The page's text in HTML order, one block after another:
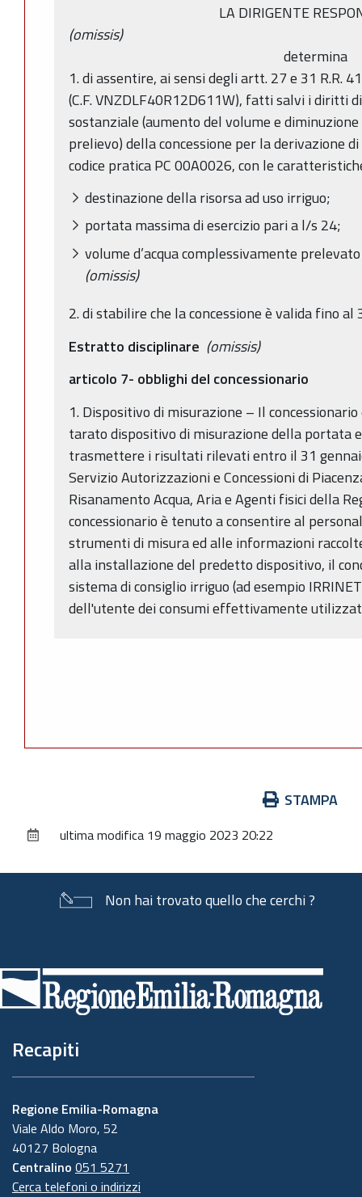
LA DIRIGENTE
(omissis)
determina
1. di assentire, ai sensi degli artt. 27 e 31 R.R.
(C.F. VNZDLF40R12D611W), fatti salvi i diritti
sostanziale (aumento del volume e
prelievo) della concessione per la derivazione
codice pratica PC 00A0026, con le
destinazione della risorsa ad uso irriguo;
portata massima di esercizio pari a l/s 24;
volume d’acqua complessivamente
(omissis)
2. di stabilire che la concessione è valida fino
Estratto disciplinare (omissis)
articolo 7- obblighi del concessionario
1. Dispositivo di misurazione – Il
tarato dispositivo di misurazione della portata
trasmettere i risultati rilevati entro il 31
Servizio Autorizzazioni e Concessioni di
Risanamento Acqua, Aria e Agenti fisici della
concessionario è tenuto a consentire al
strumenti di misura ed alle informazioni
alla installazione del predetto dispositivo, il
sistema di consiglio irriguo (ad esempio
dell'utente dei consumi effettivamente
documento
STAMPA
ultima modifica 19 maggio 2023 20:22
Non hai trovato quello che cerchi ?
di
pagina
Recapiti
Regione Emilia-Romagna
Viale Aldo Moro, 52
40127 Bologna
Centralino 051 5271
Cerca telefoni o indirizzi